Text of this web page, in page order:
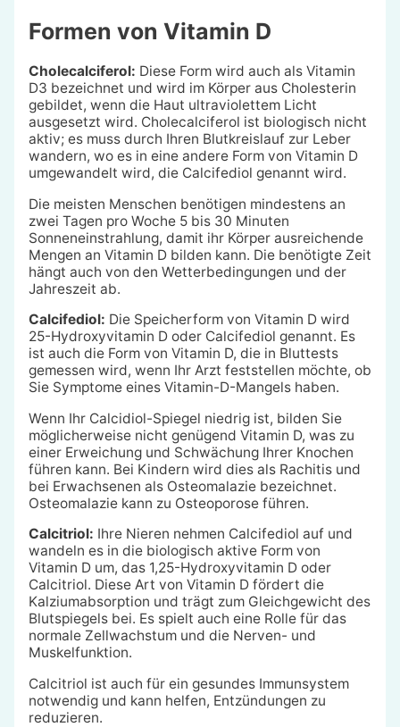
Formen von Vitamin D
Cholecalciferol: Diese Form wird auch als Vitamin
D3 bezeichnet und wird im Körper aus Cholesterin
gebildet, wenn die Haut ultraviolettem Licht
ausgesetzt wird. Cholecalciferol ist biologisch nicht
aktiv; es muss durch Ihren Blutkreislauf zur Leber
wandern, wo es in eine andere Form von Vitamin D
umgewandelt wird, die Calcifediol genannt wird.
Die meisten Menschen benötigen mindestens an
zwei Tagen pro Woche 5 bis 30 Minuten
Sonneneinstrahlung, damit ihr Körper ausreichende
Mengen an Vitamin D bilden kann. Die benötigte Zeit
hängt auch von den Wetterbedingungen und der
Jahreszeit ab.
Calcifediol: Die Speicherform von Vitamin D wird
25-Hydroxyvitamin D oder Calcifediol genannt. Es
ist auch die Form von Vitamin D, die in Bluttests
gemessen wird, wenn Ihr Arzt feststellen möchte, ob
Sie Symptome eines Vitamin-D-Mangels haben.
Wenn Ihr Calcidiol-Spiegel niedrig ist, bilden Sie
möglicherweise nicht genügend Vitamin D, was zu
einer Erweichung und Schwächung Ihrer Knochen
führen kann. Bei Kindern wird dies als Rachitis und
bei Erwachsenen als Osteomalazie bezeichnet.
Osteomalazie kann zu Osteoporose führen.
Calcitriol: Ihre Nieren nehmen Calcifediol auf und
wandeln es in die biologisch aktive Form von
Vitamin D um, das 1,25-Hydroxyvitamin D oder
Calcitriol. Diese Art von Vitamin D fördert die
Kalziumabsorption und trägt zum Gleichgewicht des
Blutspiegels bei. Es spielt auch eine Rolle für das
normale Zellwachstum und die Nerven- und
Muskelfunktion.
Calcitriol ist auch für ein gesundes Immunsystem
notwendig und kann helfen, Entzündungen zu
reduzieren.